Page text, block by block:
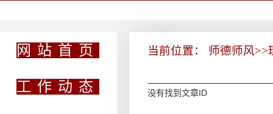
网站首页
工作动态
当前位置： 师德师风>>
没有找到文章ID